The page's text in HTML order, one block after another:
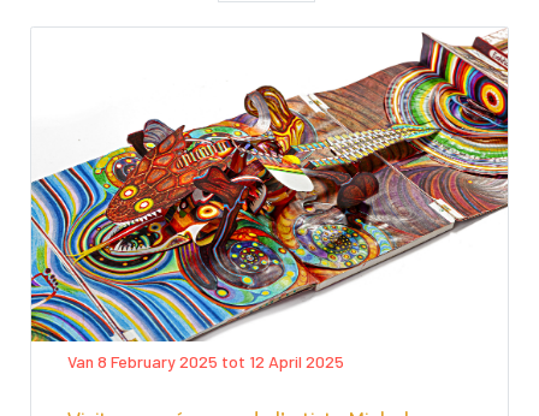
Van 8 February 2025 tot 12 April 2025